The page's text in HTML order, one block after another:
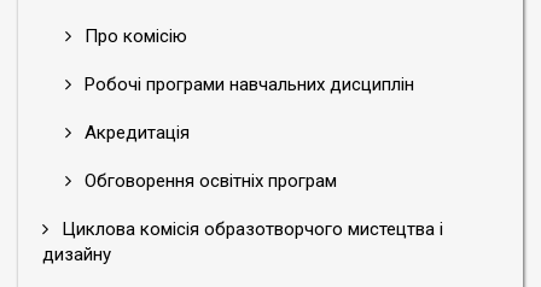
Про комісію
Робочі програми навчальних дисциплін
Акредитація
Обговорення освітніх програм
Циклова комісія образотворчого мистецтва і
дизайну